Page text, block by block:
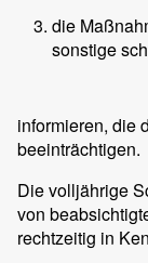
die
sonstige
informieren, die
beeinträchtigen.
Die volljährige
von
rechtzeitig in